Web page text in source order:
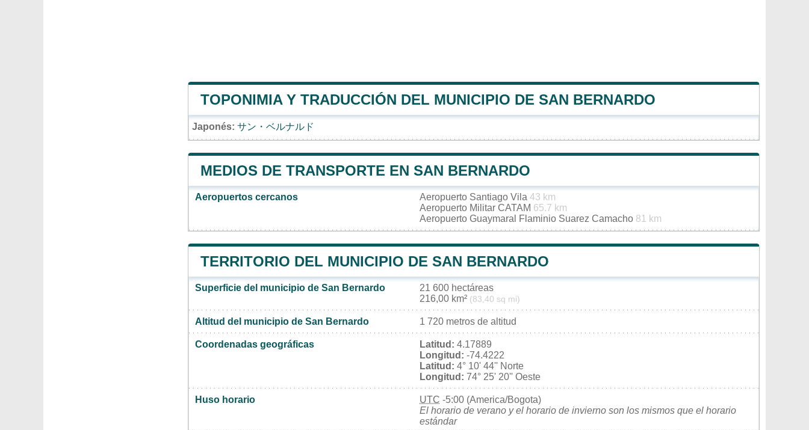
TOPONIMIA Y TRADUCCIÓN DEL MUNICIPIO DE SAN BERNARDO
Japonés: サン・ベルナルド
MEDIOS DE TRANSPORTE EN SAN BERNARDO
Aeropuertos cercanos Aeropuerto Santiago Vila 43 km
Aeropuerto Militar CATAM 65.7 km
Aeropuerto Guaymaral Flaminio Suarez Camacho 81 km
TERRITORIO DEL MUNICIPIO DE SAN BERNARDO
Superficie del municipio de San Bernardo
21 600 hectáreas
216,00 km² (83,40 sq mi)
Altitud del municipio de San Bernardo 1 720 metros de altitud
Coordenadas geográficas Latitud: 4.17889
Longitud: -74.4222
Latitud: 4° 10' 44'' Norte
Longitud: 74° 25' 20'' Oeste
Huso horario UTC -5:00 (America/Bogota)
El horario de verano y el horario de invierno son los mismos que el horario
estándar